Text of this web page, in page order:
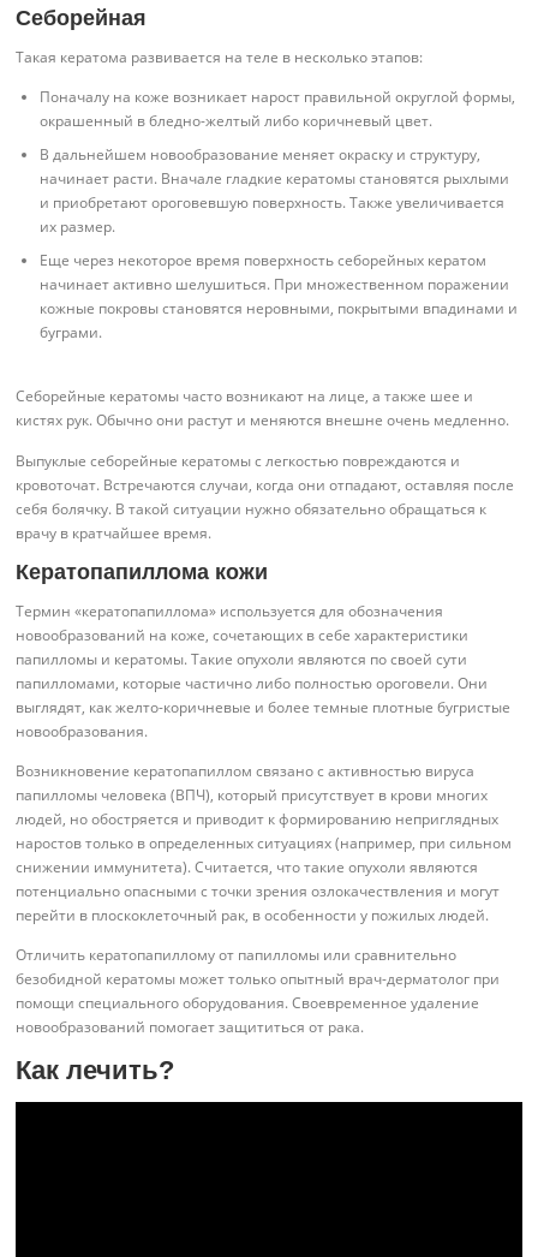
Себорейная
Такая кератома развивается на теле в несколько этапов:
Поначалу на коже возникает нарост правильной округлой формы,
окрашенный в бледно-желтый либо коричневый цвет.
В дальнейшем новообразование меняет окраску и структуру,
начинает расти. Вначале гладкие кератомы становятся рыхлыми
и приобретают ороговевшую поверхность. Также увеличивается
их размер.
Еще через некоторое время поверхность себорейных кератом
начинает активно шелушиться. При множественном поражении
кожные покровы становятся неровными, покрытыми впадинами и
буграми.
Себорейные кератомы часто возникают на лице, а также шее и
кистях рук. Обычно они растут и меняются внешне очень медленно.
Выпуклые себорейные кератомы с легкостью повреждаются и
кровоточат. Встречаются случаи, когда они отпадают, оставляя после
себя болячку. В такой ситуации нужно обязательно обращаться к
врачу в кратчайшее время.
Кератопапиллома кожи
Термин «кератопапиллома» используется для обозначения
новообразований на коже, сочетающих в себе характеристики
папилломы и кератомы. Такие опухоли являются по своей сути
папилломами, которые частично либо полностью ороговели. Они
выглядят, как желто-коричневые и более темные плотные бугристые
новообразования.
Возникновение кератопапиллом связано с активностью вируса
папилломы человека (ВПЧ), который присутствует в крови многих
людей, но обостряется и приводит к формированию неприглядных
наростов только в определенных ситуациях (например, при сильном
снижении иммунитета). Считается, что такие опухоли являются
потенциально опасными с точки зрения озлокачествления и могут
перейти в плоскоклеточный рак, в особенности у пожилых людей.
Отличить кератопапиллому от папилломы или сравнительно
безобидной кератомы может только опытный врач-дерматолог при
помощи специального оборудования. Своевременное удаление
новообразований помогает защититься от рака.
Как лечить?